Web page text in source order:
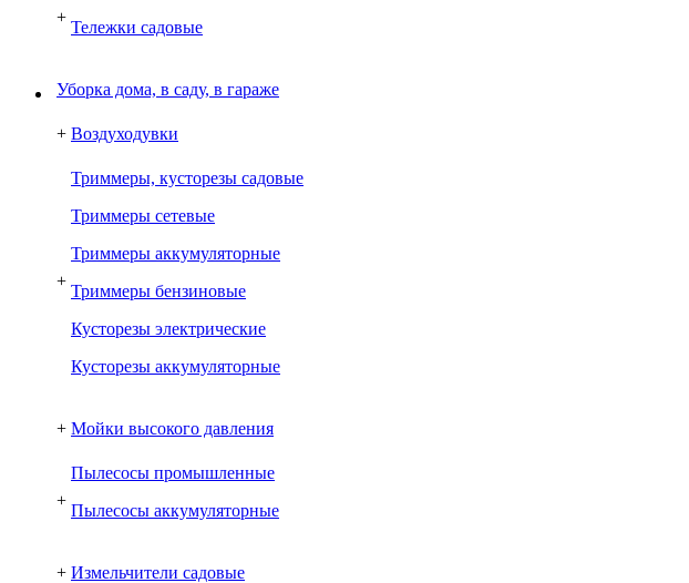
+
Тележки садовые
Уборка дома, в саду, в гараже
+ Воздуходувки
+
Триммеры, кусторезы садовые
Триммеры сетевые
Триммеры аккумуляторные
Триммеры бензиновые
Кусторезы электрические
Кусторезы аккумуляторные
+ Мойки высокого давления
+
Пылесосы промышленные
Пылесосы аккумуляторные
+ Измельчители садовые